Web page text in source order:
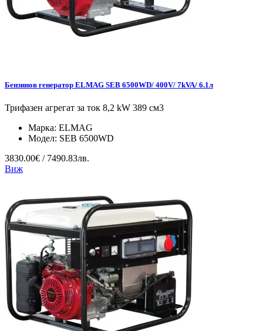
Бензинов генератор ELMAG SEB 6500WD/ 400V/ 7kVA/ 6.1л
Трифазен агрегат за ток 8,2 kW 389 см3
Марка: ELMAG
Модел: SEB 6500WD
3830.00€ / 7490.83лв.
Виж